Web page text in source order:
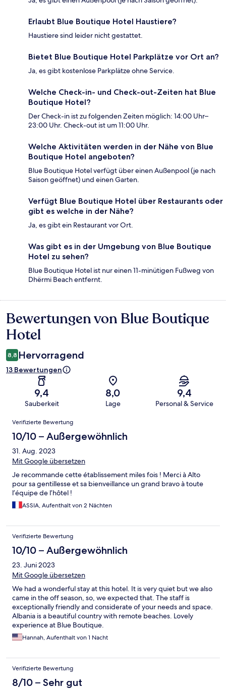
Erlaubt Blue Boutique Hotel Haustiere?
Haustiere sind leider nicht gestattet.
Bietet Blue Boutique Hotel Parkplätze vor Ort an?
Ja, es gibt kostenlose Parkplätze ohne Service.
Welche Check-in- und Check-out-Zeiten hat Blue
Boutique Hotel?
Der Check-in ist zu folgenden Zeiten möglich: 14:00 Uhr–
23:00 Uhr. Check-out ist um 11:00 Uhr.
Welche Aktivitäten werden in der Nähe von Blue
Boutique Hotel angeboten?
Blue Boutique Hotel verfügt über einen Außenpool (je nach
Saison geöffnet) und einen Garten.
Verfügt Blue Boutique Hotel über Restaurants oder
gibt es welche in der Nähe?
Ja, es gibt ein Restaurant vor Ort.
Was gibt es in der Umgebung von Blue Boutique
Hotel zu sehen?
Blue Boutique Hotel ist nur einen 11-minütigen Fußweg von
Dhërmi Beach entfernt.
Bewertungen
Bewertungen von Blue Boutique
Hotel
8,8 Hervorragend
13 Bewertungen
9,4
Sauberkeit
8,0
Lage
9,4
Personal & Service
Bewertungen
Verifizierte Bewertung
10/10 – Außergewöhnlich
31. Aug. 2023
Mit Google übersetzen
Je recommande cette établissement miles fois ! Merci à Alto
pour sa gentillesse et sa bienveillance un grand bravo à toute
l’équipe de l’hôtel !
ASSIA, Aufenthalt von 2 Nächten
Verifizierte Bewertung
10/10 – Außergewöhnlich
23. Juni 2023
Mit Google übersetzen
We had a wonderful stay at this hotel. It is very quiet but we also
came in the off season, so, we expected that. The staff is
exceptionally friendly and considerate of your needs and space.
Albania is a beautiful country with remote beaches. Lovely
experience at Blue Boutique.
Hannah, Aufenthalt von 1 Nacht
Verifizierte Bewertung
8/10 – Sehr gut